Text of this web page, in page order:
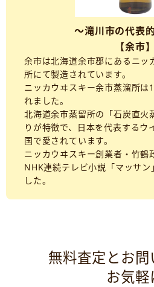
～滝川市の代表
【余市】
余市は北海道余市郡にあるニッ
所にて製造されています。
ニッカウヰスキー余市蒸溜所は
れました。
北海道余市蒸留所の「石炭直火
りが特徴で、日本を代表するウ
国で愛されています。
ニッカウヰスキー創業者・竹鶴
NHK連続テレビ小説「マッサン
した。
無料査定とお
お気軽